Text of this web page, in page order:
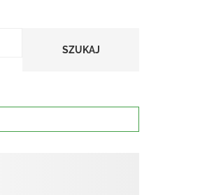
SZUKAJ